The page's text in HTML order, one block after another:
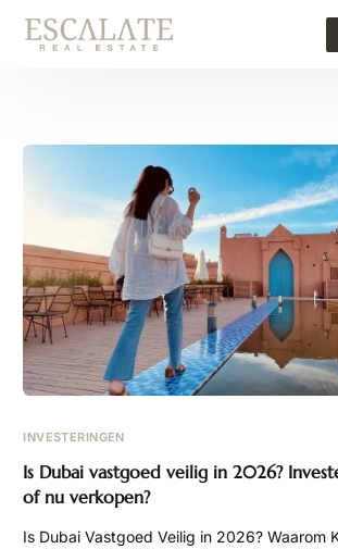
INVESTERINGEN
Is Dubai vastgoed veilig in 2026?
of nu verkopen?
Is Dubai Vastgoed Veilig in 2026? Waarom